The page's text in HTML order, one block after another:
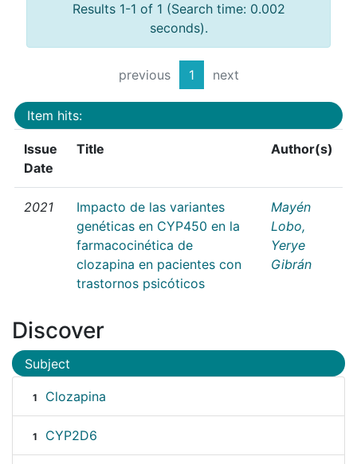
Results 1-1 of 1 (Search time: 0.002
seconds).
previous 1 next
Item hits:
Issue
Date
Title Author(s)
2021
Impacto de las variantes
genéticas en CYP450 en la
farmacocinética de
clozapina en pacientes con
trastornos psicóticos
Mayén
Lobo,
Yerye
Gibrán
Discover
Subject
1 Clozapina
1 CYP2D6